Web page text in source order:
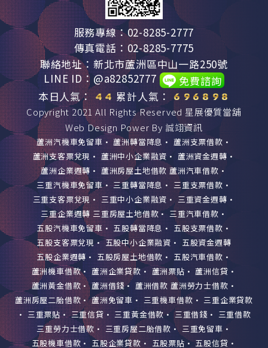
服務專線：02-8285-2777
傳真電話：02-8285-7775
聯絡地址：新北市蘆洲區中山一路250號
LINE ID：@a82852777
免費諮詢
本日人氣：
累計人氣：
Copyright 2021 All Rights Reserved星展優質當舖
Web Design Power By 誠翊資訊
蘆洲汽機車免留車 •蘆洲轉當降息 • 蘆洲支票借款 •
蘆洲支客票兌現 •蘆洲中小企業融資 • 蘆洲資金週轉 •
蘆洲企業週轉 •蘆洲房屋土地借款 蘆洲汽車借款 •
三重汽機車免留車•三重轉當降息•三重支票借款 •
三重支客票兌現•三重中小企業融資•三重資金週轉 •
三重企業週轉 三重房屋土地借款• 三重汽車借款 •
五股汽機車免留車• 五股轉當降息 • 五股支票借款 •
五股支客票兌現 •五股中小企業融資 • 五股資金週轉
五股企業週轉 • 五股房屋土地借款 • 五股汽車借款•
蘆洲機車借款•蘆洲企業貸款 • 蘆洲票貼 •蘆洲信貸 •
蘆洲黃金借款•蘆洲借錢• 蘆洲借款 蘆洲勞力士借款 •
蘆洲房屋二胎借款•蘆洲免留車 • 三重機車借款 •三重企業貸款
•三重票貼•三重信貸•三重黃金借款•三重借錢 • 三重借款
三重勞力士借款•三重房屋二胎借款 •三重免留車 •
五股機車借款 • 五股企業貸款•五股票貼 • 五股信貸 •